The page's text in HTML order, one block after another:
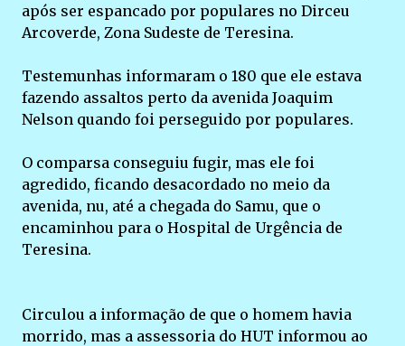
após ser espancado por populares no Dirceu
Arcoverde, Zona Sudeste de Teresina.
Testemunhas informaram o 180 que ele estava
fazendo assaltos perto da avenida Joaquim
Nelson quando foi perseguido por populares.
O comparsa conseguiu fugir, mas ele foi
agredido, ficando desacordado no meio da
avenida, nu, até a chegada do Samu, que o
encaminhou para o Hospital de Urgência de
Teresina.
Circulou a informação de que o homem havia
morrido, mas a assessoria do HUT informou ao